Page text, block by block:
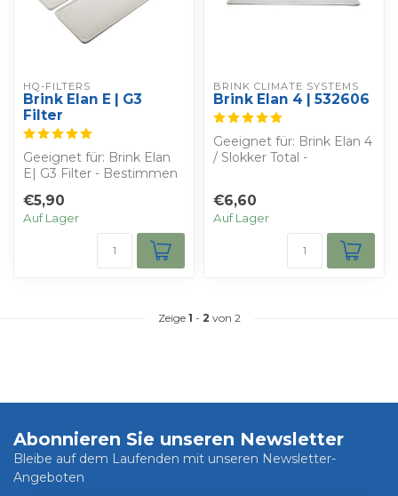
HQ-FILTERS
Brink Elan E | G3
Filter
Geeignet für: Brink Elan
E| G3 Filter - Bestimmen
- Sie...
€5,90
Auf Lager
BRINK CLIMATE SYSTEMS
Brink Elan 4 | 532606
Geeignet für: Brink Elan 4
/ Slokker Total -
€6,60
Auf Lager
Zeige 1 - 2 von 2
Abonnieren Sie unseren Newsletter
Bleibe auf dem Laufenden mit unseren Newsletter-
Angeboten